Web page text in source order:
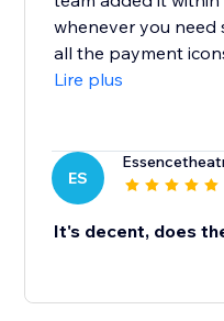
whenever you need
all the payment
Lire plus
ES
It's decent, does